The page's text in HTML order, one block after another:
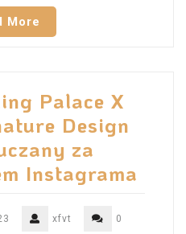
More
Palace X
Design
za
Instagrama
xfvt
0